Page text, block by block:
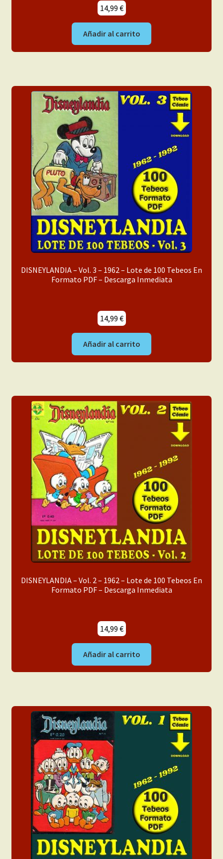
14,99 €
Añadir al carrito
DISNEYLANDIA – Vol. 3 – 1962 – Lote de 100 Tebeos En
Formato PDF – Descarga Inmediata
14,99 €
Añadir al carrito
DISNEYLANDIA – Vol. 2 – 1962 – Lote de 100 Tebeos En
Formato PDF – Descarga Inmediata
14,99 €
Añadir al carrito